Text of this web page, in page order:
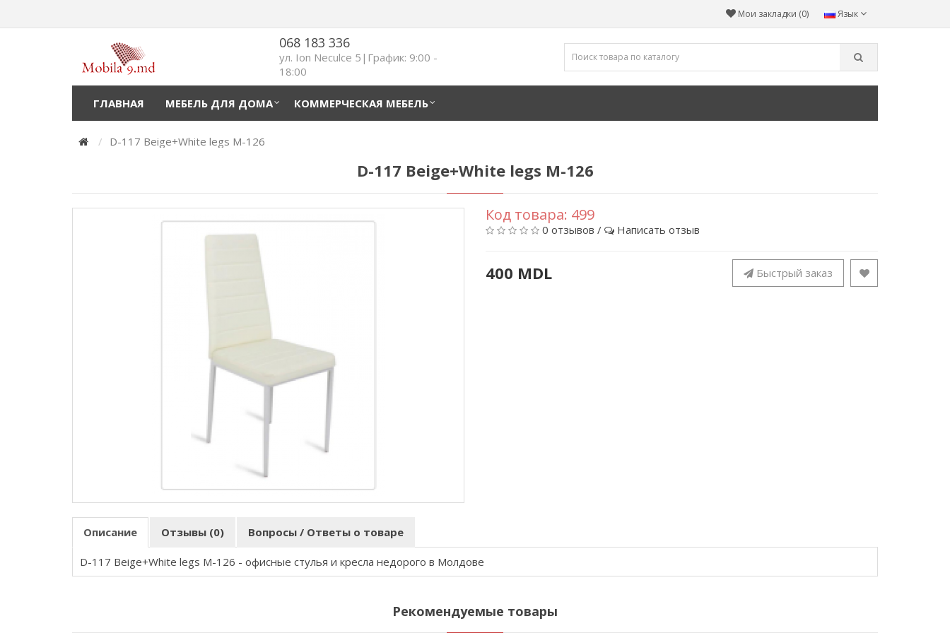
Язык
Мои закладки (0)
068 183 336
ул. Ion Neculce 5|График: 9:00 -
18:00
ГЛАВНАЯ МЕБЕЛЬ ДЛЯ ДОМА КОММЕРЧЕСКАЯ МЕБЕЛЬ
D-117 Beige+White legs M-126
D-117 Beige+White legs M-126
Код товара: 499
0 отзывов / Написать отзыв
400 MDL Быстрый заказ
Описание Отзывы (0) Вопросы / Ответы о товаре
D-117 Beige+White legs M-126 - офисные стулья и кресла недорого в Молдове
Рекомендуемые товары